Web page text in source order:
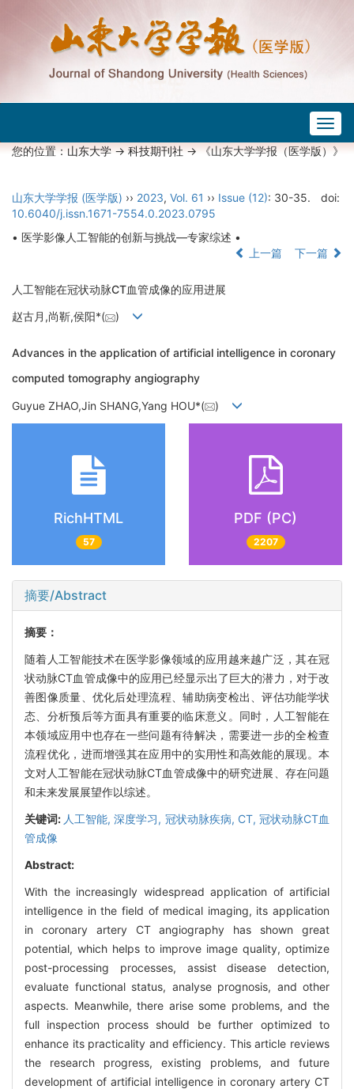
您的位置：山东大学->科技期刊社-> 《山东大学学报（医学版）》
山东大学学报 (医学版) ›› 2023, Vol. 61 ›› Issue (12): 30-35.
doi:
10.6040/j.issn.1671-7554.0.2023.0795
• 医学影像人工智能的创新与挑战—专家综述 •
上一篇
下一篇
人工智能在冠状动脉CT血管成像的应用进展
赵古月,尚靳,侯阳*( )
Advances in the application of artificial intelligence in coronary
computed tomography angiography
Guyue ZHAO,Jin SHANG,Yang HOU*( )
RichHTML
57
PDF (PC)
2207
摘要/Abstract
摘要：
随着人工智能技术在医学影像领域的应用越来越广泛，其在冠
状动脉CT血管成像中的应用已经显示出了巨大的潜力，对于改
善图像质量、优化后处理流程、辅助病变检出、评估功能学状
态、分析预后等方面具有重要的临床意义。同时，人工智能在
本领域应用中也存在一些问题有待解决，需要进一步的全检查
流程优化，进而增强其在应用中的实用性和高效能的展现。本
文对人工智能在冠状动脉CT血管成像中的研究进展、存在问题
和未来发展展望作以综述。
关键词: 人工智能,深度学习, 冠状动脉疾病, CT, 冠状动脉CT血
管成像
Abstract:
With the increasingly widespread application of artificial
intelligence in the field of medical imaging, its application
in coronary artery CT angiography has shown great
potential, which helps to improve image quality, optimize
post-processing processes, assist disease detection,
evaluate functional status, analyse prognosis, and other
aspects. Meanwhile, there arise some problems, and the
full inspection process should be further optimized to
enhance its practicality and efficiency. This article reviews
the research progress, existing problems, and future
development of artificial intelligence in coronary artery CT